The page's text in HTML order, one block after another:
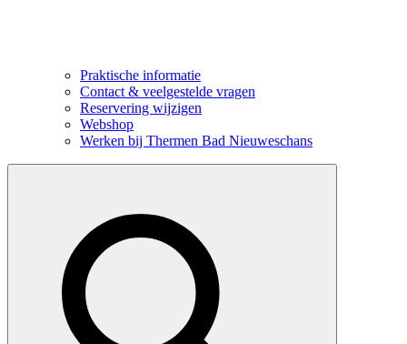
Praktische informatie
Contact & veelgestelde vragen
Reservering wijzigen
Webshop
Werken bij Thermen Bad Nieuweschans